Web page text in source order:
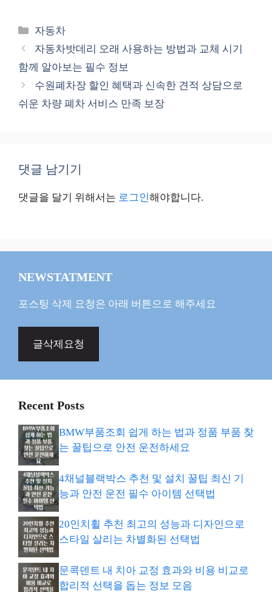
카
테
리
자동차
자동차밧데리 오래 사용하는 방법과 교체 시기
함께 알아보는 필수 정보
수원폐차장 할인 혜택과 신속한 견적 상담으로
쉬운 차량 폐차 서비스 만족 보장
댓글 남기기
댓글을 달기 위해서는 로그인해야합니다.
NEWSTATMENT
포스팅 삭제 요청은 아래 버튼으로 해주세요
글삭제요청
Recent Posts
BMW부품조회 쉽게 하는 법과 정품 부품 찾
는 꿀팁으로 안전 운전하세요
4채널블랙박스 추천 및 설치 꿀팁 최신 기
능과 안전 운전 필수 아이템 선택법
20인치휠 추천 최고의 성능과 디자인으로
스타일 살리는 차별화된 선택법
문콕덴트 내 치아 교정 효과와 비용 비교로
합리적 선택을 돕는 정보 모음